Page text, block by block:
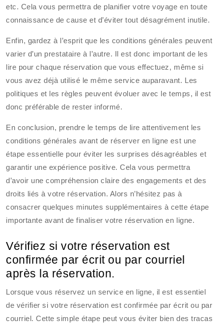
etc. Cela vous permettra de planifier votre voyage en toute
connaissance de cause et d’éviter tout désagrément inutile.
Enfin, gardez à l’esprit que les conditions générales peuvent
varier d’un prestataire à l’autre. Il est donc important de les
lire pour chaque réservation que vous effectuez, même si
vous avez déjà utilisé le même service auparavant. Les
politiques et les règles peuvent évoluer avec le temps, il est
donc préférable de rester informé.
En conclusion, prendre le temps de lire attentivement les
conditions générales avant de réserver en ligne est une
étape essentielle pour éviter les surprises désagréables et
garantir une expérience positive. Cela vous permettra
d’avoir une compréhension claire des engagements et des
droits liés à votre réservation. Alors n’hésitez pas à
consacrer quelques minutes supplémentaires à cette étape
importante avant de finaliser votre réservation en ligne.
Vérifiez si votre réservation est
confirmée par écrit ou par courriel
après la réservation.
Lorsque vous réservez un service en ligne, il est essentiel
de vérifier si votre réservation est confirmée par écrit ou par
courriel. Cette simple étape peut vous éviter bien des tracas